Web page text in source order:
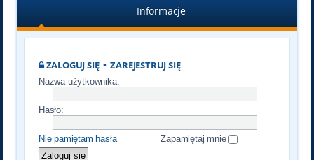
Informacje
ZALOGUJ SIĘ•ZAREJESTRUJ SIĘ
Nazwa użytkownika:
Hasło:
Nie pamiętam hasła Zapamiętaj mnie